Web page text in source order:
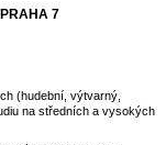
7
(hudební, výtvarný,
na středních a vysokých